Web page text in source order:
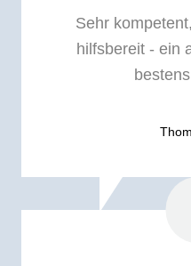
Sehr
hilfsbereit - ein